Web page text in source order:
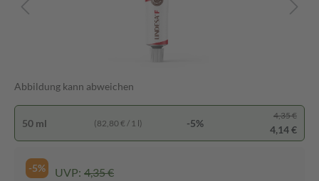
Abbildung kann abweichen
50 ml (82,80 € / 1 l) -5%
4,35 €
4,14 €
-5% UVP: 4,35 €